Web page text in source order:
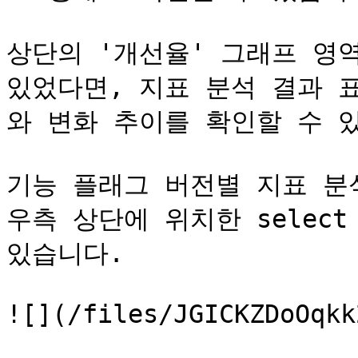
상단의 '개선율' 그래프 영
있었다면, 지표 분석 결과
와 변화 추이를 확인할 수
기능 플래그 버전별 지표
우측 상단에 위치한 select
있습니다.
![](/files/